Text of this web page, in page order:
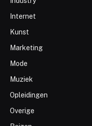
Internet
Kunst
Marketing
Mode
Muziek
Opleidingen
Overige